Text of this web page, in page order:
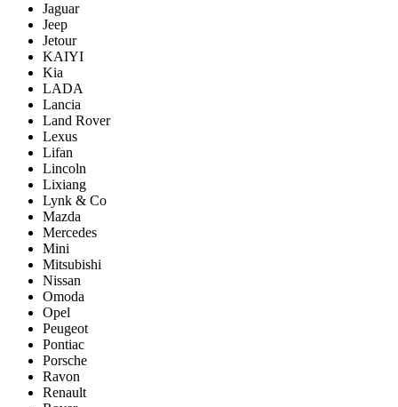
Jaguar
Jeep
Jetour
KAIYI
Kia
LADA
Lancia
Land Rover
Lexus
Lifan
Lincoln
Lixiang
Lynk & Co
Mazda
Mercedes
Mini
Mitsubishi
Nissan
Omoda
Opel
Peugeot
Pontiac
Porsсhe
Ravon
Renault